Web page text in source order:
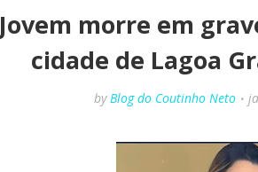
Jovem morre em
cidade de Lagoa
by Blog do Coutinho Neto